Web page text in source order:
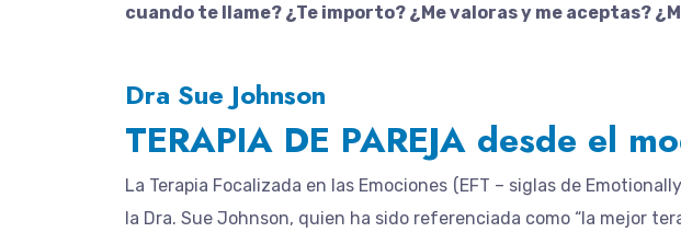
cuando te llame? ¿Te importo? ¿Me valoras y me aceptas?
Dra Sue Johnson
TERAPIA DE PAREJA desde el
La Terapia Focalizada en las Emociones (EFT – siglas de
la Dra. Sue Johnson, quien ha sido referenciada como “la mejor